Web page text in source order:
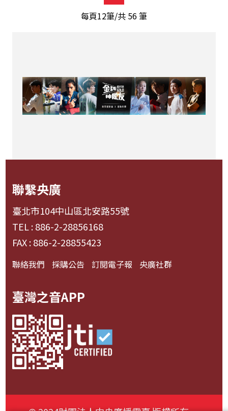
每頁12筆/共 56筆
聯繫央廣
臺北市104中山區北安路55號
TEL : 886-2-28856168
FAX : 886-2-28855423
聯絡我們 採購公告 訂閱電子報 央廣社群
臺灣之音APP